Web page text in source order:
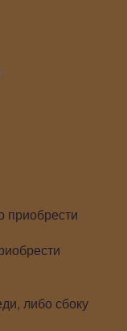
приобрести
либо сбоку